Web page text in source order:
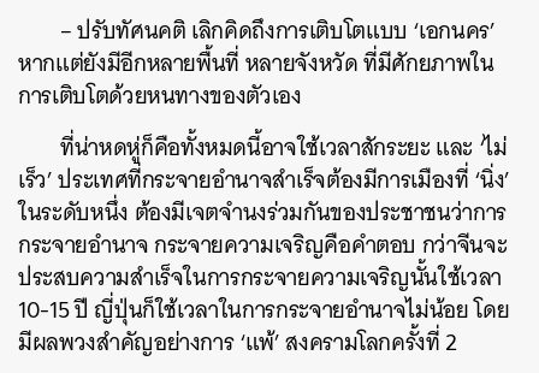
– ปรับทัศนคติ เลิกคิดถึงการเติบโตแบบ ‘เอกนคร’
หากแต่ยังมีอีกหลายพื้นที่ หลายจังหวัด ที่มีศักยภาพใน
การเติบโตด้วยหนทางของตัวเอง
ที่น่าหดหู่ก็คือทั้งหมดนี้อาจใช้เวลาสักระยะ และ ‘ไม่
เร็ว’ ประเทศที่กระจายอำนาจสำเร็จต้องมีการเมืองที่ ‘นิ่ง’
ในระดับหนึ่ง ต้องมีเจตจำนงร่วมกันของประชาชนว่าการ
กระจายอำนาจ กระจายความเจริญคือคำตอบ กว่าจีนจะ
ประสบความสำเร็จในการกระจายความเจริญนั้นใช้เวลา
10-15 ปี ญี่ปุ่นก็ใช้เวลาในการกระจายอำนาจไม่น้อย โดย
มีผลพวงสำคัญอย่างการ ‘แพ้’ สงครามโลกครั้งที่ 2